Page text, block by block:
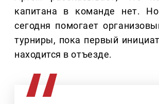
капитана в команде нет.
сегодня помогает
турниры, пока первый
находится в отъезде.